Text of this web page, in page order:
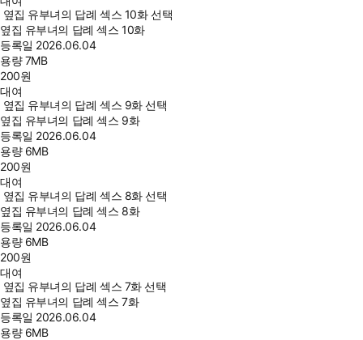
옆집 유부녀의 답례 섹스 10화 선택
옆집 유부녀의 답례 섹스 10화
등록일 2026.06.04
용량7MB
200원
대여
옆집 유부녀의 답례 섹스 9화 선택
옆집 유부녀의 답례 섹스 9화
등록일 2026.06.04
용량 6MB
200원
대여
옆집 유부녀의 답례 섹스 8화 선택
옆집 유부녀의 답례 섹스 8화
등록일 2026.06.04
용량 6MB
200원
대여
옆집 유부녀의 답례 섹스 7화 선택
옆집 유부녀의 답례 섹스 7화
등록일 2026.06.04
용량 6MB